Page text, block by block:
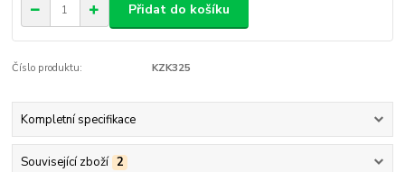
Přidat do košíku
Číslo produktu: KZK325
Kompletní specifikace
Související zboží 2